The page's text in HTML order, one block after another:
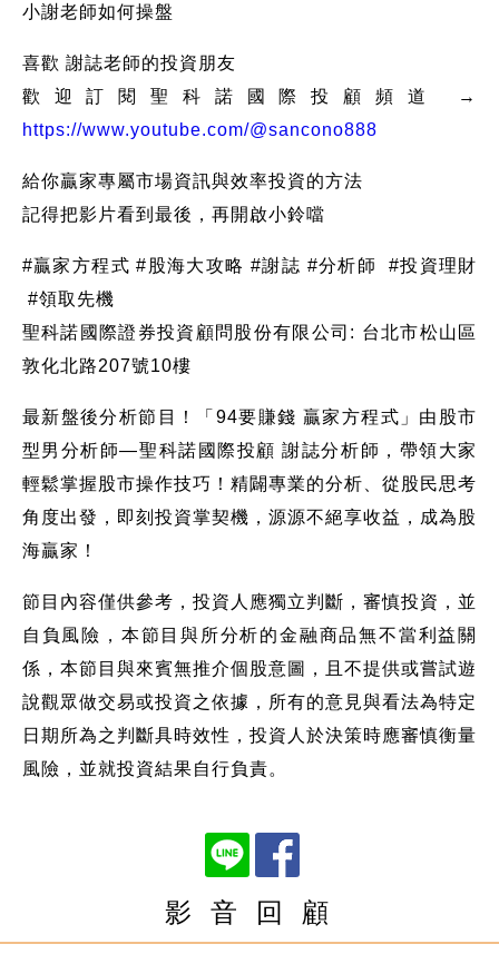
小謝老師如何操盤
喜歡 謝誌老師的投資朋友
歡迎訂閱聖科諾國際投顧頻道 →
https://www.youtube.com/@sancono888
給你贏家專屬市場資訊與效率投資的方法
記得把影片看到最後，再開啟小鈴噹
#贏家方程式 #股海大攻略 #謝誌 #分析師 #投資理財
#領取先機
聖科諾國際證券投資顧問股份有限公司: 台北市松山區
敦化北路207號10樓
最新盤後分析節目！「94要賺錢 贏家方程式」由股市
型男分析師—聖科諾國際投顧 謝誌分析師，帶領大家
輕鬆掌握股市操作技巧！精闢專業的分析、從股民思考
角度出發，即刻投資掌契機，源源不絕享收益，成為股
海贏家！
節目內容僅供參考，投資人應獨立判斷，審慎投資，並
自負風險，本節目與所分析的金融商品無不當利益關
係，本節目與來賓無推介個股意圖，且不提供或嘗試遊
說觀眾做交易或投資之依據，所有的意見與看法為特定
日期所為之判斷具時效性，投資人於決策時應審慎衡量
風險，並就投資結果自行負責。
影 音 回 顧